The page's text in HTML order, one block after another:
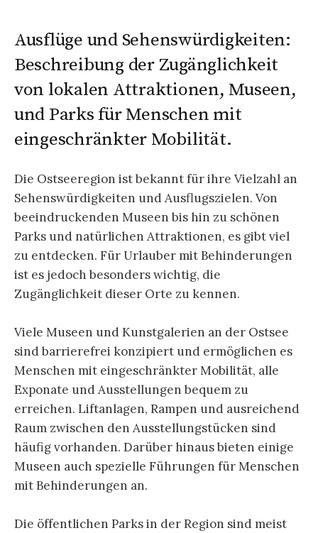
Ausflüge und Sehenswürdigkeiten:
Beschreibung der Zugänglichkeit
von lokalen Attraktionen, Museen,
und Parks für Menschen mit
eingeschränkter Mobilität.
Die Ostseeregion ist bekannt für ihre Vielzahl an
Sehenswürdigkeiten und Ausflugszielen. Von
beeindruckenden Museen bis hin zu schönen
Parks und natürlichen Attraktionen, es gibt viel
zu entdecken. Für Urlauber mit Behinderungen
ist es jedoch besonders wichtig, die
Zugänglichkeit dieser Orte zu kennen.
Viele Museen und Kunstgalerien an der Ostsee
sind barrierefrei konzipiert und ermöglichen es
Menschen mit eingeschränkter Mobilität, alle
Exponate und Ausstellungen bequem zu
erreichen. Liftanlagen, Rampen und ausreichend
Raum zwischen den Ausstellungstücken sind
häufig vorhanden. Darüber hinaus bieten einige
Museen auch spezielle Führungen für Menschen
mit Behinderungen an.
Die öffentlichen Parks in der Region sind meist